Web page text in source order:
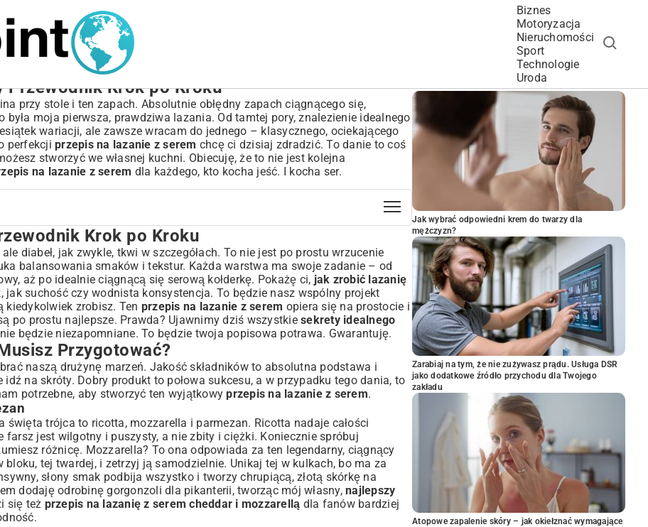
Biznes
Motoryzacja
Nieruchomości
Sport
Technologie
Uroda
Przewodnik Krok po Kroku
przy stole i ten zapach. Absolutnie obłędny zapach ciągnącego się,
moja pierwsza, prawdziwa lazania. Od tamtej pory, znalezienie idealnego
wariacji, ale zawsze wracam do jednego – klasycznego, ociekającego
perfekcji przepis na lazanie z serem chcę ci dzisiaj zdradzić. To danie to coś
stworzyć we własnej kuchni. Obiecuję, że to nie jest kolejna
na lazanie z serem dla każdego, kto kocha jeść. I kocha ser.
Krok po Kroku
diabeł, jak zwykle, tkwi w szczegółach. To nie jest po prostu wrzucenie
balansowania smaków i tekstur. Każda warstwa ma swoje zadanie – od
aż po idealnie ciągnącą się serową kołderkę. Pokażę ci, jak zrobić lazanię
jak suchość czy wodnista konsystencja. To będzie nasz wspólny projekt
kiedykolwiek zrobisz. Ten przepis na lazanie z serem opiera się na prostocie i
po prostu najlepsze. Prawda? Ujawnimy dziś wszystkie sekrety idealnego
będzie niezapomniane. To będzie twoja popisowa potrawa. Gwarantuję.
Przygotować?
naszą drużynę marzeń. Jakość składników to absolutna podstawa i
na skróty. Dobry produkt to połowa sukcesu, a w przypadku tego dania, to
potrzebne, aby stworzyć ten wyjątkowyprzepis na lazanie z serem.
święta trójca to ricotta, mozzarella i parmezan. Ricotta nadaje całości
jest wilgotny i puszysty, a nie zbity i ciężki. Koniecznie spróbuj
różnicę. Mozzarella? To ona odpowiada za ten legendarny, ciągnący
tej twardej, i zetrzyj ją samodzielnie. Unikaj tej w kulkach, bo ma za
słony smak podbija wszystko i tworzy chrupiącą, złotą skórkę na
dodaję odrobinę gorgonzoli dla pikanterii, tworząc mój własny, najlepszy
się też przepis na lazanię z serem cheddar i mozzarellą dla fanów bardziej
POPULARNE ARTYKUŁY
Jak wybrać odpowiedni krem do twarzy dla
mężczyzn?
Zarabiaj na tym, że nie zużywasz prądu. Usługa DSR
jako dodatkowe źródło przychodu dla Twojego
zakładu
Atopowe zapalenie skóry – jak okiełznać wymagające